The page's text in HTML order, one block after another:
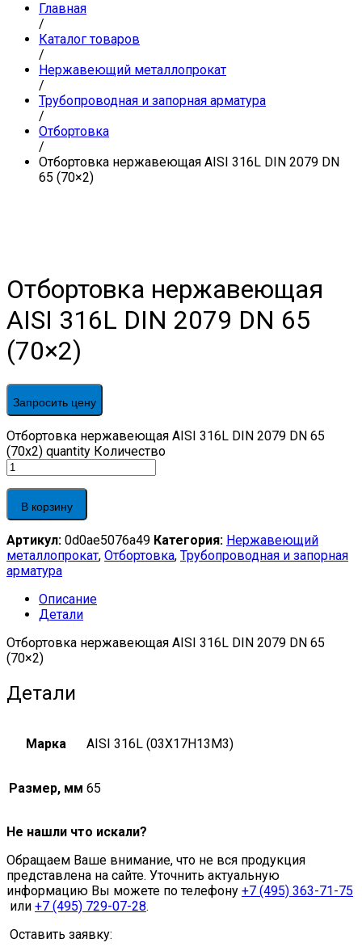
Главная
/
Каталог товаров
/
Нержавеющий металлопрокат
/
Трубопроводная и запорная арматура
/
Отбортовка
/
Отбортовка нержавеющая AISI 316L DIN 2079 DN
65 (70×2)
Отбортовка нержавеющая
AISI 316L DIN 2079 DN 65
(70×2)
Запросить цену
Отбортовка нержавеющая AISI 316L DIN 2079 DN 65
(70x2) quantity Количество
В корзину
Артикул: 0d0ae5076a49 Категория: Нержавеющий
металлопрокат, Отбортовка, Трубопроводная и запорная
арматура
Описание
Детали
Отбортовка нержавеющая AISI 316L DIN 2079 DN 65
(70×2)
Детали
Марка AISI 316L (03Х17Н13М3)
Размер, мм 65
Не нашли что искали?
Обращаем Ваше внимание, что не вся продукция
представлена на сайте. Уточнить актуальную
информацию Вы можете по телефону +7 (495) 363-71-75
или +7 (495) 729-07-28.
Оставить заявку: